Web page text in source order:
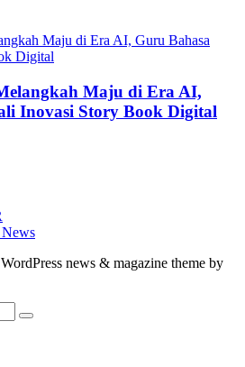
Maju di Era AI,
Inovasi Story Book Digital
news & magazine theme by